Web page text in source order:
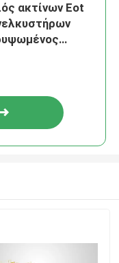
ακτίνων Eot